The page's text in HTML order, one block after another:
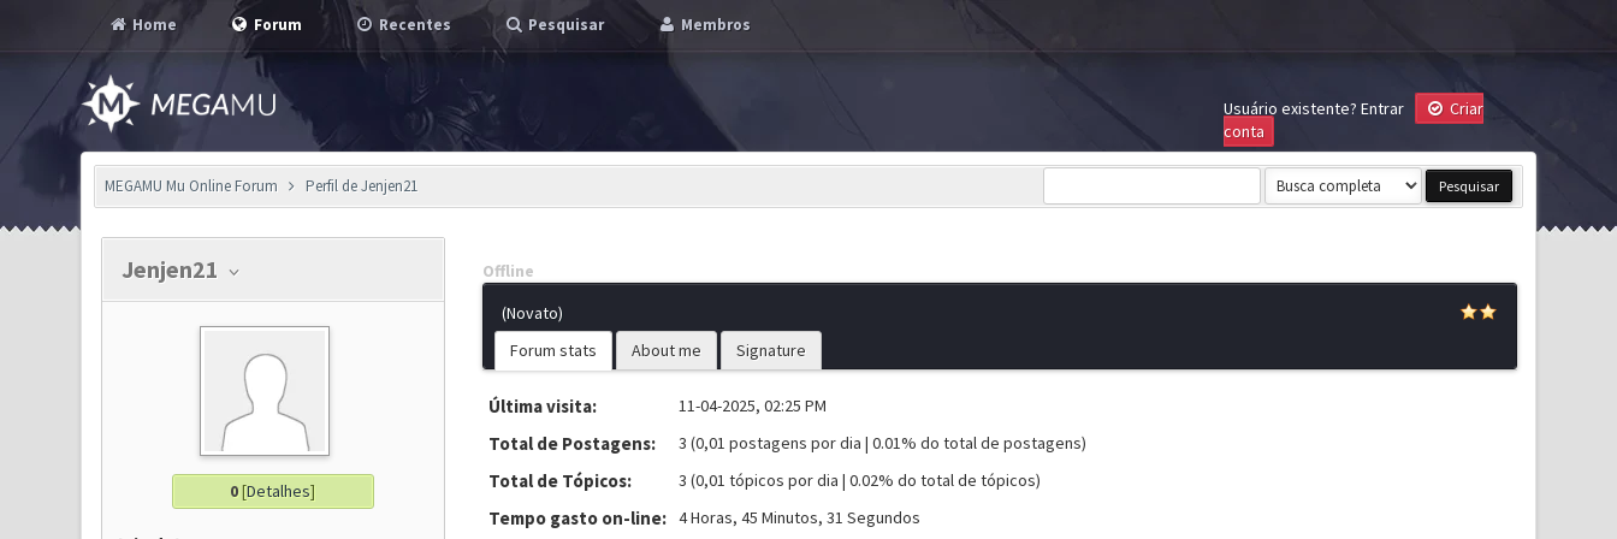
Home Forum Recentes Pesquisar Membros
Usuário existente? Entrar
Criar
conta
MEGAMU Mu Online Forum Perfil de Jenjen21
Jenjen21
0[Detalhes]
Offline
(Novato)
Forum stats
About me Signature
Última visita: 11-04-2025, 02:25 PM
Total de Postagens: 3 (0,01 postagens por dia | 0.01% do total de postagens)
Total de Tópicos: 3 (0,01 tópicos por dia | 0.02% do total de tópicos)
Tempo gasto on-line: 4 Horas, 45 Minutos, 31 Segundos